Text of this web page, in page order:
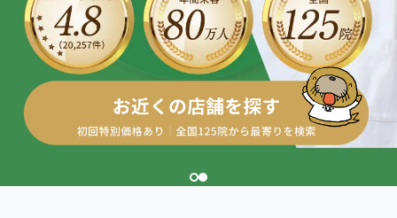
骨盤の傾き・歪み
坐骨神経痛
ぎっくり腰
寝違え
関東
池袋エリア（3院）
新宿エリア（3院）
高田馬場エリア（2院）
研究・論文
医師・専門家からの推薦
メディア・実績
OUR CONCEPT
とらわれないカラダを。